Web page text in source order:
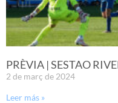
PRÈVIA | SESTAO
2 de març de 2024
Leer más »